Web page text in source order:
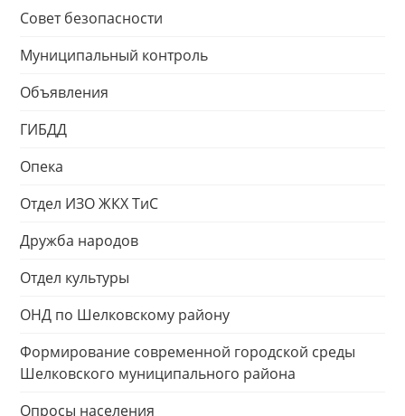
Совет безопасности
Муниципальный контроль
Объявления
ГИБДД
Опека
Отдел ИЗО ЖКХ ТиС
Дружба народов
Отдел культуры
ОНД по Шелковскому району
Формирование современной городской среды
Шелковского муниципального района
Опросы населения